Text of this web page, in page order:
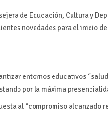
de Educación, Cultura y
novedades para el inicio
entornos educativos
por la máxima
al “compromiso alcanzado